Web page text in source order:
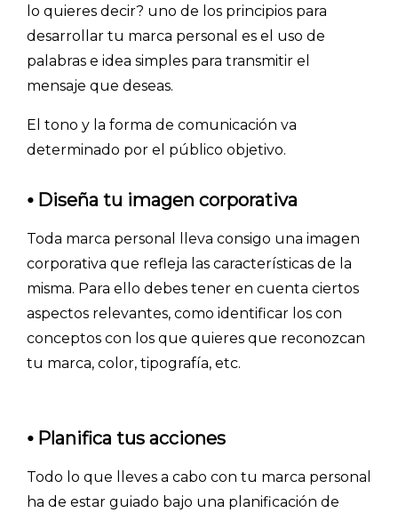
PLANTILLAS
PRECIOS
BLOG
ACCEDER →
lo quieres decir? uno de los principios para
desarrollar tu marca personal es el uso de
palabras e idea simples para transmitir el
mensaje que deseas.
El tono y la forma de comunicación va
determinado por el público objetivo.
⦁ Diseña tu imagen corporativa
Toda marca personal lleva consigo una imagen
corporativa que refleja las características de la
misma. Para ello debes tener en cuenta ciertos
aspectos relevantes, como identificar los con
conceptos con los que quieres que reconozcan
tu marca, color, tipografía, etc.
⦁ Planifica tus acciones
Todo lo que lleves a cabo con tu marca personal
ha de estar guiado bajo una planificación de